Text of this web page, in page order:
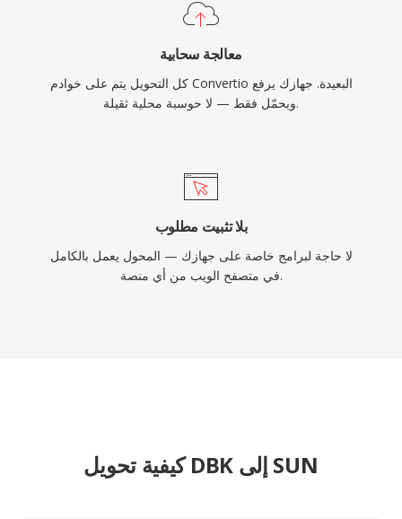
معالجة سحابية
كل التحويل يتم على خوادم Convertio البعيدة. جهازك يرفع
ويحمّل فقط — لا حوسبة محلية ثقيلة.
بلا تثبيت مطلوب
لا حاجة لبرامج خاصة على جهازك — المحول يعمل بالكامل
في متصفح الويب من أي منصة.
كيفية تحويل DBK إلى SUN